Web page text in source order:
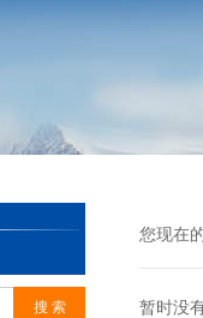
您现在
暂时没